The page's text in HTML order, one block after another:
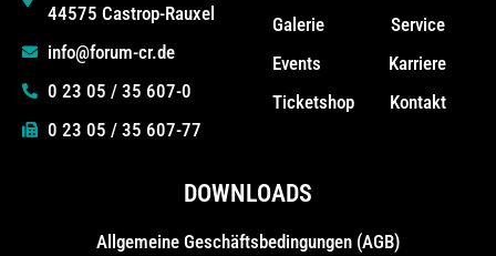
44575 Castrop-Rauxel
info@forum-cr.de
0 23 05 / 35 607-0
0 23 05 / 35 607-77
Galerie
Events
Ticketshop
Service
Karriere
Kontakt
DOWNLOADS
Allgemeine Geschäfts­bedingungen (AGB)